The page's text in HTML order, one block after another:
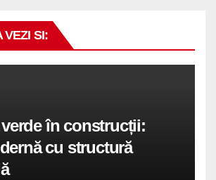
VEZI SI:
în construcții:
cu structură